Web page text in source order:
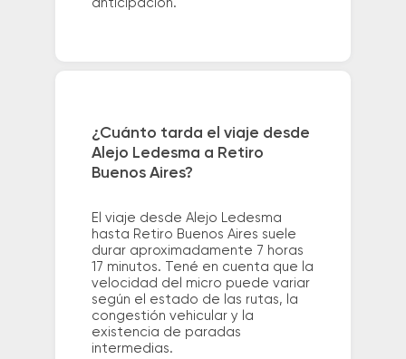
anticipación.
¿Cuánto tarda el viaje desde
Alejo Ledesma a Retiro
Buenos Aires?
El viaje desde Alejo Ledesma
hasta Retiro Buenos Aires suele
durar aproximadamente 7 horas
17 minutos. Tené en cuenta que la
velocidad del micro puede variar
según el estado de las rutas, la
congestión vehicular y la
existencia de paradas
intermedias.